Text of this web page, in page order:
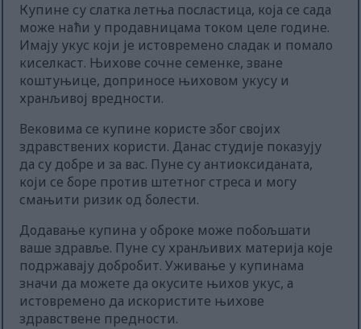
Купине су слатка летња посластица, која се сада
може наћи у продавницама током целе године.
Имају укус који је истовремено сладак и помало
киселкаст. Њихове сочне семенке, зване
коштуњице, доприносе њиховом укусу и
хранљивој вредности.
Вековима се купине користе због својих
здравствених користи. Данас студије показују
да су добре и за вас. Пуне су антиоксиданата,
који се боре против штетног стреса и могу
смањити ризик од болести.
Додавање купина у оброке може побољшати
ваше здравље. Пуне су хранљивих материја које
подржавају добробит. Уживање у купинама
значи да можете да окусите њихов укус, а
истовремено да искористите њихове
здравствене предности.